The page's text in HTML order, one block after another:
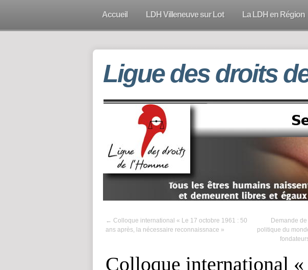
Accueil LDH Villeneuve sur Lot La LDH en Région
Ligue des droits
← Colloque international « Le 17 octobre 1961 : 50
ans après, la nécessaire reconnaissnace »
Demande
politique du
Colloque international